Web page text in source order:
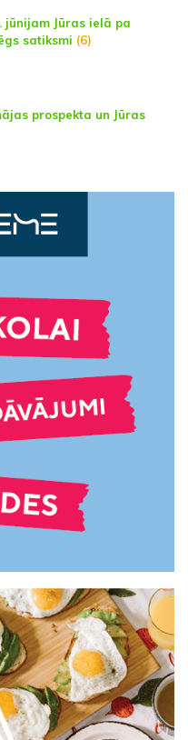
jūnijam Jūras ielā pa
satiksmi (6)
prospekta un Jūras